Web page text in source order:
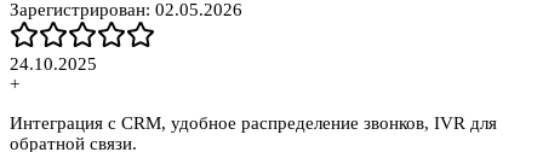
Зарегистрирован: 02.05.2026
24.10.2025
+
Интеграция с CRM, удобное распределение звонков, IVR для
обратной связи.